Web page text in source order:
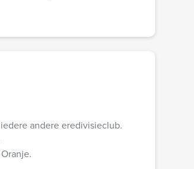
andere eredivisieclub.